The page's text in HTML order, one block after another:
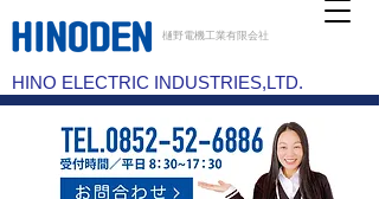
樋野電機工業有限会社
HINO ELECTRIC INDUSTRIES,LTD.